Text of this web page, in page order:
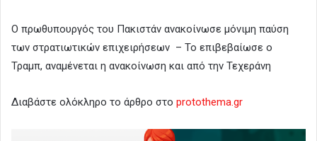
Ο πρωθυπουργός του Πακιστάν ανακοίνωσε μόνιμη παύση
των στρατιωτικών επιχειρήσεων – Το επιβεβαίωσε ο
Τραμπ, αναμένεται η ανακοίνωση και από την Τεχεράνη
Διαβάστε ολόκληρο το άρθρο στο protothema.gr